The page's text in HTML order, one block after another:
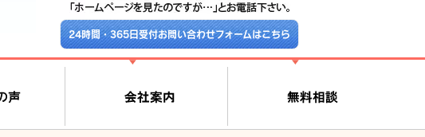
24時間・365日受付お問い合わせフォームはこちら